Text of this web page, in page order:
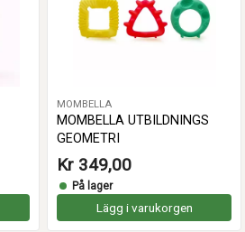
MOMBELLA
MOMBELLA UTBILDNINGS
GEOMETRI
Kr 349,00
På lager
Lägg i varukorgen